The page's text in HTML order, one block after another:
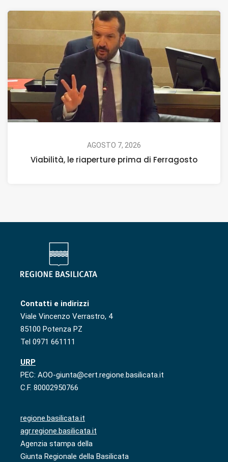
AGOSTO 7, 2026
Viabilità, le riaperture prima di Ferragosto
Contatti e indirizzi
Viale Vincenzo Verrastro, 4
85100 Potenza PZ
Tel 0971 661111
URP
PEC: AOO-giunta@cert.regione.basilicata.it
C.F. 80002950766
regione.basilicata.it
agr.regione.basilicata.it
Agenzia stampa della
Giunta Regionale della Basilicata